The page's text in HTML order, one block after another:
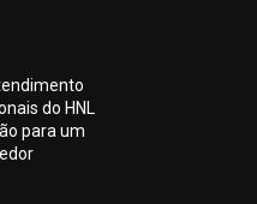
do HNL
para um